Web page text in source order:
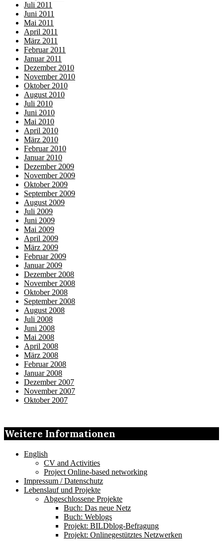
Juli 2011
Juni 2011
Mai 2011
April 2011
März 2011
Februar 2011
Januar 2011
Dezember 2010
November 2010
Oktober 2010
August 2010
Juli 2010
Juni 2010
Mai 2010
April 2010
März 2010
Februar 2010
Januar 2010
Dezember 2009
November 2009
Oktober 2009
September 2009
August 2009
Juli 2009
Juni 2009
Mai 2009
April 2009
März 2009
Februar 2009
Januar 2009
Dezember 2008
November 2008
Oktober 2008
September 2008
August 2008
Juli 2008
Juni 2008
Mai 2008
April 2008
März 2008
Februar 2008
Januar 2008
Dezember 2007
November 2007
Oktober 2007
Weitere Informationen
English
CV and Activities
Project Online-based networking
Impressum / Datenschutz
Lebenslauf und Projekte
Abgeschlossene Projekte
Buch: Das neue Netz
Buch: Weblogs
Projekt: BILDblog-Befragung
Projekt: Onlinegestütztes Netzwerken